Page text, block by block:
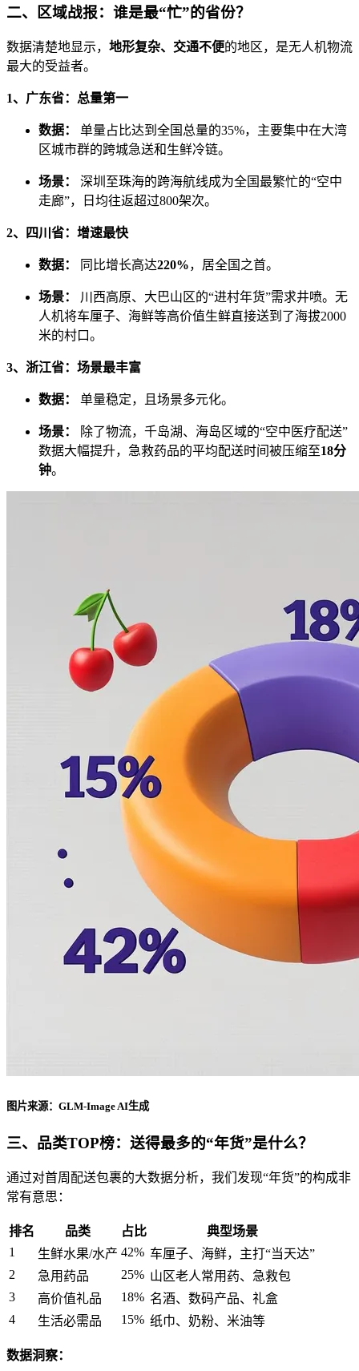
二、区域战报：谁是最“忙”的省份？
数据清楚地显示， 地形复杂、交通不便的地区，是无人机物流
最大的受益者。
1、广东省：总量第一
数据：
单量占比达到全国总量的35%，主要集中在大湾
区城市群的跨城急送和生鲜冷链。
场景：
深圳至珠海的跨海航线成为全国最繁忙的“空中
走廊”，日均往返超过800架次。
2、四川省：增速最快
数据： 同比增长高达220%，居全国之首。
场景：
川西高原、大巴山区的“进村年货”需求井喷。无
人机将车厘子、海鲜等高价值生鲜直接送到了海拔2000
米的村口。
3、浙江省：场景最丰富
数据： 单量稳定，且场景多元化。
场景：
除了物流，千岛湖、海岛区域的“空中医疗配送”
数据大幅提升，急救药品的平均配送时间被压缩至18分
钟。
图片来源：GLM-Image AI生成
三、品类TOP榜：送得最多的“年货”是什么？
通过对首周配送包裹的大数据分析，我们发现“年货”的构成非
常有意思：
排名 品类 占比
典型场景
1
生鲜水果/水产 42% 车厘子、海鲜，主打“当天达”
2
急用药品 25% 山区老人常用药、急救包
3
高价值礼品 18% 名酒、数码产品、礼盒
4
生活必需品 15% 纸巾、奶粉、米油等
数据洞察：